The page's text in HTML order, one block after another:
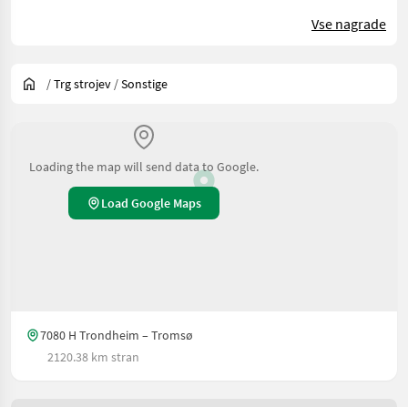
Vse nagrade
/Trg strojev /Sonstige
Loading the map will send data to Google.
Load Google Maps
7080 H Trondheim – Tromsø
2120.38 km stran